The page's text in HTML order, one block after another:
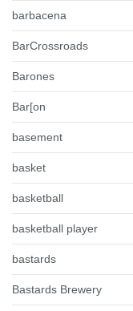
barbacena
BarCrossroads
Barones
Bar[on
basement
basket
basketball
basketball player
bastards
Bastards Brewery